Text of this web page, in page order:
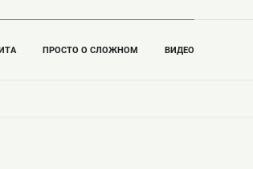
ПРОСТО О СЛОЖНОМ ВИДЕО